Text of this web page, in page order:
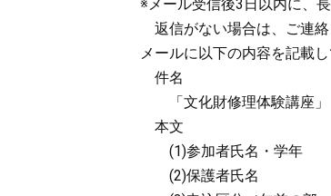
※メール受信後3日以内に、長
返信がない場合は、ご連絡く
メールに以下の内容を記載し
件名
「文化財修理体験講座」
本文
(1)参加者氏名・学年
(2)保護者氏名